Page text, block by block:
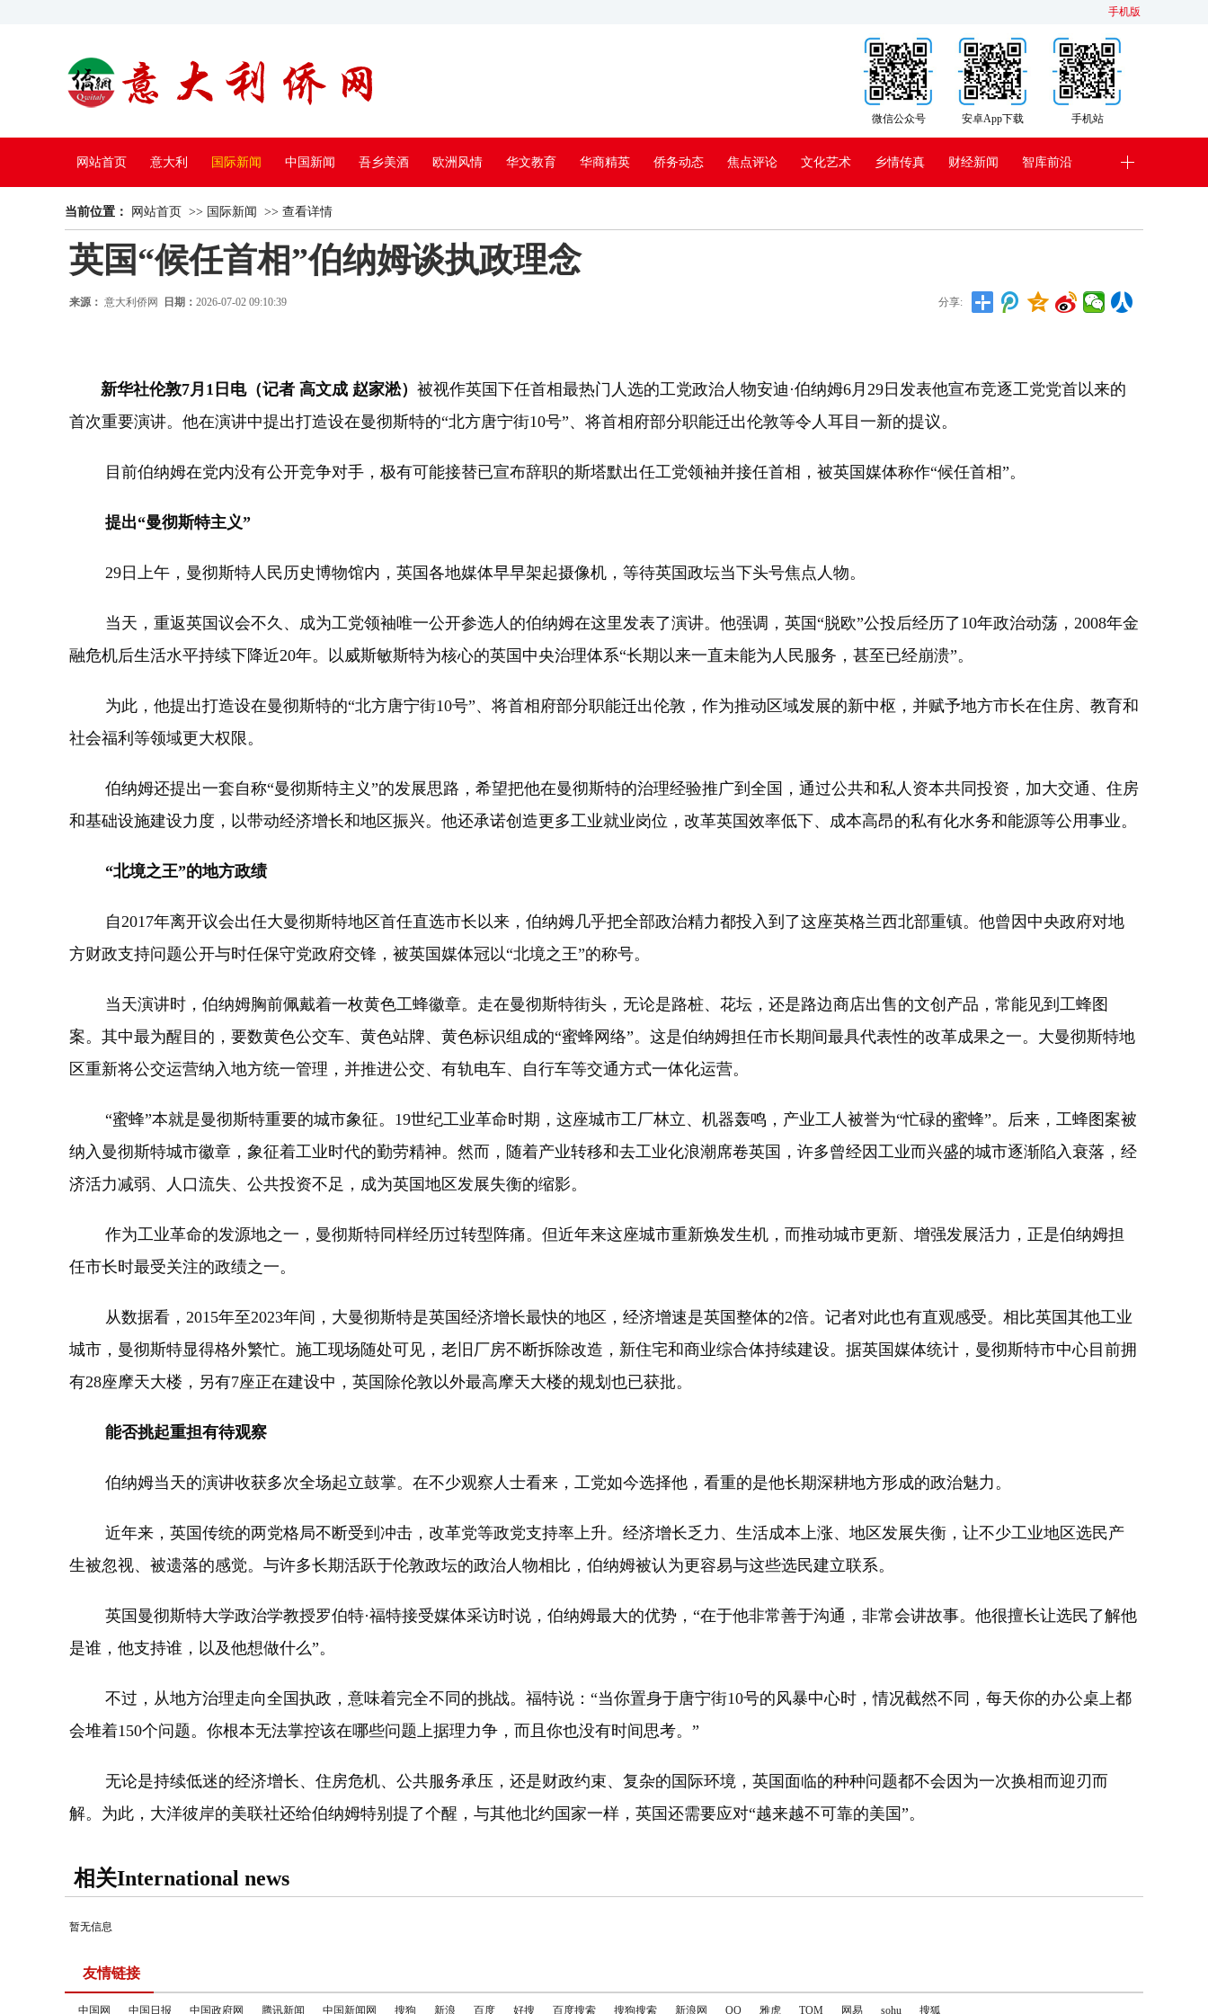
手机版
手机站
安卓App下载
微信公众号
网站首页 意大利 国际新闻 中国新闻 吾乡美酒 欧洲风情 华文教育 华商精英 侨务动态 焦点评论 文化艺术 乡情传真 财经新闻 智库前沿
中国电视
当前位置： 网站首页 >> 国际新闻 >> 查看详情
英国“候任首相”伯纳姆谈执政理念
来源： 意大利侨网 日期： 2026-07-02 09:10:39 分享:
新华社伦敦7月1日电（记者 高文成 赵家淞） 被视作英国下任首相最热门人选的工党政治人物安迪·伯纳姆6月29日发表他宣布竞逐工党党首以来的
首次重要演讲。他在演讲中提出打造设在曼彻斯特的“北方唐宁街10号”、将首相府部分职能迁出伦敦等令人耳目一新的提议。
目前伯纳姆在党内没有公开竞争对手，极有可能接替已宣布辞职的斯塔默出任工党领袖并接任首相，被英国媒体称作“候任首相”。
提出“曼彻斯特主义”
29日上午，曼彻斯特人民历史博物馆内，英国各地媒体早早架起摄像机，等待英国政坛当下头号焦点人物。
当天，重返英国议会不久、成为工党领袖唯一公开参选人的伯纳姆在这里发表了演讲。他强调，英国“脱欧”公投后经历了10年政治动荡，2008年金
融危机后生活水平持续下降近20年。以威斯敏斯特为核心的英国中央治理体系“长期以来一直未能为人民服务，甚至已经崩溃”。
为此，他提出打造设在曼彻斯特的“北方唐宁街10号”、将首相府部分职能迁出伦敦，作为推动区域发展的新中枢，并赋予地方市长在住房、教育和
社会福利等领域更大权限。
伯纳姆还提出一套自称“曼彻斯特主义”的发展思路，希望把他在曼彻斯特的治理经验推广到全国，通过公共和私人资本共同投资，加大交通、住房
和基础设施建设力度，以带动经济增长和地区振兴。他还承诺创造更多工业就业岗位，改革英国效率低下、成本高昂的私有化水务和能源等公用事业。
“北境之王”的地方政绩
自2017年离开议会出任大曼彻斯特地区首任直选市长以来，伯纳姆几乎把全部政治精力都投入到了这座英格兰西北部重镇。他曾因中央政府对地
方财政支持问题公开与时任保守党政府交锋，被英国媒体冠以“北境之王”的称号。
当天演讲时，伯纳姆胸前佩戴着一枚黄色工蜂徽章。走在曼彻斯特街头，无论是路桩、花坛，还是路边商店出售的文创产品，常能见到工蜂图
案。其中最为醒目的，要数黄色公交车、黄色站牌、黄色标识组成的“蜜蜂网络”。这是伯纳姆担任市长期间最具代表性的改革成果之一。大曼彻斯特地
区重新将公交运营纳入地方统一管理，并推进公交、有轨电车、自行车等交通方式一体化运营。
“蜜蜂”本就是曼彻斯特重要的城市象征。19世纪工业革命时期，这座城市工厂林立、机器轰鸣，产业工人被誉为“忙碌的蜜蜂”。后来，工蜂图案被
纳入曼彻斯特城市徽章，象征着工业时代的勤劳精神。然而，随着产业转移和去工业化浪潮席卷英国，许多曾经因工业而兴盛的城市逐渐陷入衰落，经
济活力减弱、人口流失、公共投资不足，成为英国地区发展失衡的缩影。
作为工业革命的发源地之一，曼彻斯特同样经历过转型阵痛。但近年来这座城市重新焕发生机，而推动城市更新、增强发展活力，正是伯纳姆担
任市长时最受关注的政绩之一。
从数据看，2015年至2023年间，大曼彻斯特是英国经济增长最快的地区，经济增速是英国整体的2倍。记者对此也有直观感受。相比英国其他工业
城市，曼彻斯特显得格外繁忙。施工现场随处可见，老旧厂房不断拆除改造，新住宅和商业综合体持续建设。据英国媒体统计，曼彻斯特市中心目前拥
有28座摩天大楼，另有7座正在建设中，英国除伦敦以外最高摩天大楼的规划也已获批。
能否挑起重担有待观察
伯纳姆当天的演讲收获多次全场起立鼓掌。在不少观察人士看来，工党如今选择他，看重的是他长期深耕地方形成的政治魅力。
近年来，英国传统的两党格局不断受到冲击，改革党等政党支持率上升。经济增长乏力、生活成本上涨、地区发展失衡，让不少工业地区选民产
生被忽视、被遗落的感觉。与许多长期活跃于伦敦政坛的政治人物相比，伯纳姆被认为更容易与这些选民建立联系。
英国曼彻斯特大学政治学教授罗伯特·福特接受媒体采访时说，伯纳姆最大的优势，“在于他非常善于沟通，非常会讲故事。他很擅长让选民了解他
是谁，他支持谁，以及他想做什么”。
不过，从地方治理走向全国执政，意味着完全不同的挑战。福特说：“当你置身于唐宁街10号的风暴中心时，情况截然不同，每天你的办公桌上都
会堆着150个问题。你根本无法掌控该在哪些问题上据理力争，而且你也没有时间思考。”
无论是持续低迷的经济增长、住房危机、公共服务承压，还是财政约束、复杂的国际环境，英国面临的种种问题都不会因为一次换相而迎刃而
解。为此，大洋彼岸的美联社还给伯纳姆特别提了个醒，与其他北约国家一样，英国还需要应对“越来越不可靠的美国”。
相关International news
暂无信息
友情链接
中国网 中国日报 中国政府网 腾讯新闻 中国新闻网 搜狗 新浪 百度 好搜 百度搜索 搜狗搜索 新浪网 QQ 雅虎 TOM 网易 sohu 搜狐